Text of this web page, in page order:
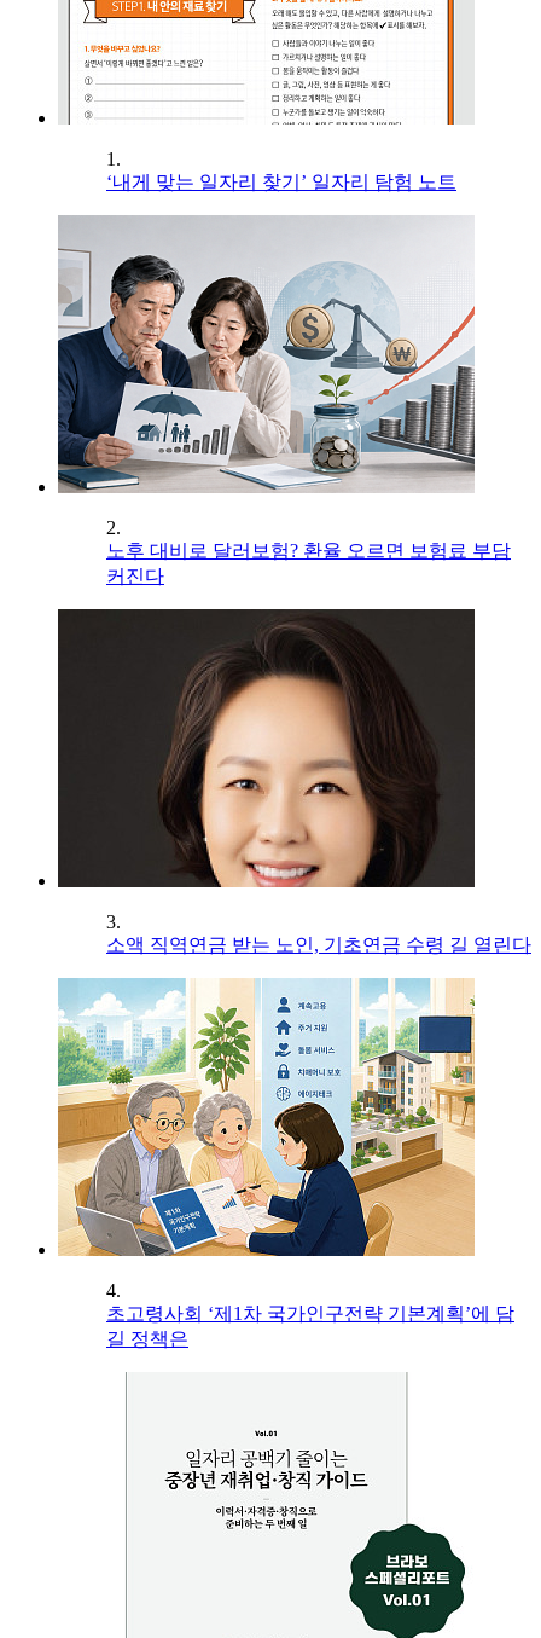
1.
‘내게 맞는 일자리 찾기’ 일자리 탐험 노트
2.
노후 대비로 달러보험? 환율 오르면 보험료 부담
커진다
3.
소액 직역연금 받는 노인, 기초연금 수령 길 열린다
4.
초고령사회 ‘제1차 국가인구전략 기본계획’에 담
길 정책은